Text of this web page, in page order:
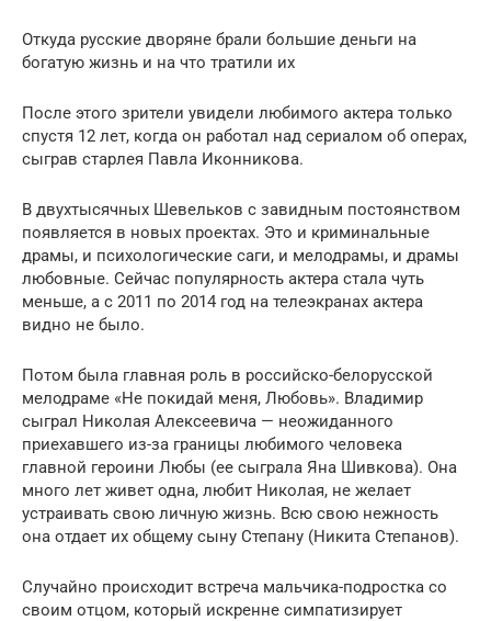
Откуда русские дворяне брали большие деньги на
богатую жизнь и на что тратили их
После этого зрители увидели любимого актера только
спустя 12 лет, когда он работал над сериалом об операх,
сыграв старлея Павла Иконникова.
В двухтысячных Шевельков с завидным постоянством
появляется в новых проектах. Это и криминальные
драмы, и психологические саги, и мелодрамы, и драмы
любовные. Сейчас популярность актера стала чуть
меньше, а с 2011 по 2014 год на телеэкранах актера
видно не было.
Потом была главная роль в российско-белорусской
мелодраме «Не покидай меня, Любовь». Владимир
сыграл Николая Алексеевича — неожиданного
приехавшего из-за границы любимого человека
главной героини Любы (ее сыграла Яна Шивкова). Она
много лет живет одна, любит Николая, не желает
устраивать свою личную жизнь. Всю свою нежность
она отдает их общему сыну Степану (Никита Степанов).
Случайно происходит встреча мальчика-подростка со
своим отцом, который искренне симпатизирует